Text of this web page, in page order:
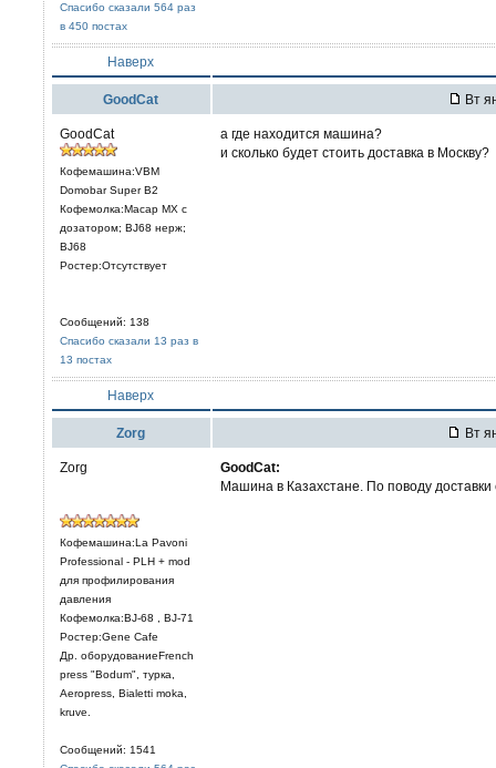
Спасибо сказали 564 раз
в 450 постах
Наверх
GoodCat Вт
GoodCat
Кофемашина:VBM
Domobar Super B2
Кофемолка:Macap MX с
дозатором; BJ68 нерж;
BJ68
Ростер:Отсутствует
Сообщений: 138
Спасибо сказали 13 раз в
13 постах
а где находится машина?
и сколько будет стоить доставка в Москву?
Наверх
Zorg Вт
Zorg
Кофемашина:La Pavoni
Professional - PLH + mod
для профилирования
давления
Кофемолка:BJ-68 , BJ-71
Ростер:Gene Cafe
Др. оборудованиеFrench
press "Bodum", турка,
Aeropress, Bialetti moka,
kruve.
Сообщений: 1541
GoodCat:
Машина в Казахстане. По поводу